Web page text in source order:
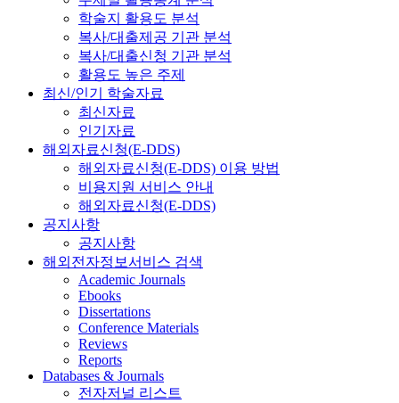
학술지 활용도 분석
복사/대출제공 기관 분석
복사/대출신청 기관 분석
활용도 높은 주제
최신/인기 학술자료
최신자료
인기자료
해외자료신청(E-DDS)
해외자료신청(E-DDS) 이용 방법
비용지원 서비스 안내
해외자료신청(E-DDS)
공지사항
공지사항
해외전자정보서비스 검색
Academic Journals
Ebooks
Dissertations
Conference Materials
Reviews
Reports
Databases & Journals
전자저널 리스트